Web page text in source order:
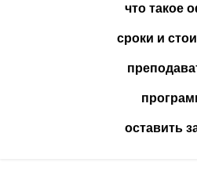
что такое
сроки и
оставить